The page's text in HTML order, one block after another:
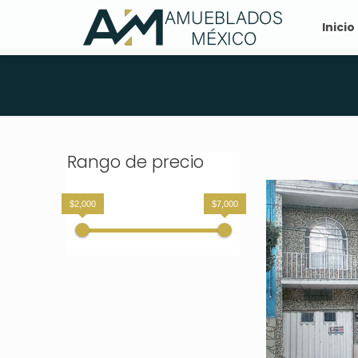
Inicio
Rango de precio
$2,000 $7,000